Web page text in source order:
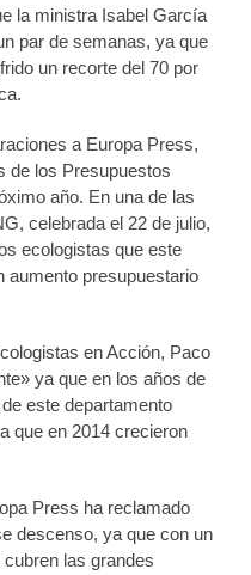
la ministra Isabel García
par de semanas, ya que
un recorte del 70 por
a Europa Press,
de los Presupuestos
año. En una de las
celebrada el 22 de julio,
ecologistas que este
aumento presupuestario
en Acción, Paco
ya que en los años de
este departamento
que en 2014 crecieron
Press ha reclamado
descenso, ya que con un
las grandes